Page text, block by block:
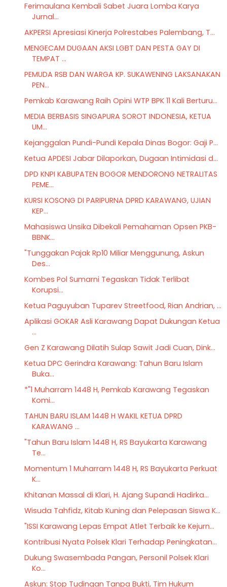
Ferimaulana Kembali Sabet Juara Lomba Karya
Jurnal...
AKPERSI Apresiasi Kinerja Polrestabes Palembang, T...
MENGECAM DUGAAN AKSI LGBT DAN PESTA GAY DI
TEMPAT ...
PEMUDA RSB DAN WARGA KP. SUKAWENING LAKSANAKAN
PEN...
Pemkab Karawang Raih Opini WTP BPK 11 Kali Berturu...
MEDIA BERBASIS SINGAPURA SOROT INDONESIA, KETUA
UM...
Kejanggalan Pundi-Pundi Kepala Dinas Bogor: Gaji P...
Ketua APDESI Jabar Dilaporkan, Dugaan Intimidasi d...
DPD KNPI KABUPATEN BOGOR MENDORONG NETRALITAS
PEME...
KURSI KOSONG DI PARIPURNA DPRD KARAWANG, UJIAN
KEP...
Mahasiswa Unsika Dibekali Pemahaman Opsen PKB-
BBNK...
"Tunggakan Pajak Rp10 Miliar Menggunung, Askun
Des...
Kombes Pol Sumarni Tegaskan Tidak Terlibat
Korupsi...
Ketua Paguyuban Tuparev Streetfood, Rian Andrian, ...
Aplikasi GOKAR Asli Karawang Dapat Dukungan Ketua
...
Gen Z Karawang Dilatih Sulap Sawit Jadi Cuan, Dink...
Ketua DPC Gerindra Karawang: Tahun Baru Islam
Buka...
*"1 Muharram 1448 H, Pemkab Karawang Tegaskan
Komi...
TAHUN BARU ISLAM 1448 H WAKIL KETUA DPRD
KARAWANG ...
"Tahun Baru Islam 1448 H, RS Bayukarta Karawang
Te...
Momentum 1 Muharram 1448 H, RS Bayukarta Perkuat
K...
Khitanan Massal di Klari, H. Ajang Supandi Hadirka...
Wisuda Tahfidz, Kitab Kuning dan Pelepasan Siswa K...
"ISSI Karawang Lepas Empat Atlet Terbaik ke Kejurn...
Kontribusi Nyata Polsek Klari Terhadap Peningkatan...
Dukung Swasembada Pangan, Personil Polsek Klari
Ko...
Askun: Stop Tudingan Tanpa Bukti, Tim Hukum